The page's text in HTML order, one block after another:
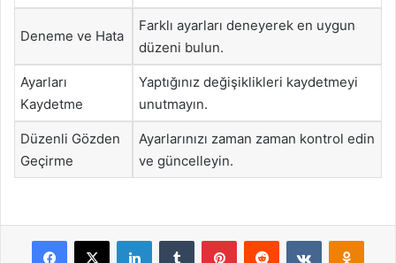
Deneme ve Hata
Farklı ayarları deneyerek en uygun
düzeni bulun.
Ayarları
Kaydetme
Yaptığınız değişiklikleri kaydetmeyi
unutmayın.
Düzenli Gözden
Geçirme
Ayarlarınızı zaman zaman kontrol edin
ve güncelleyin.
Facebook
X LinkedInTumblr PinterestReddit VKontakte